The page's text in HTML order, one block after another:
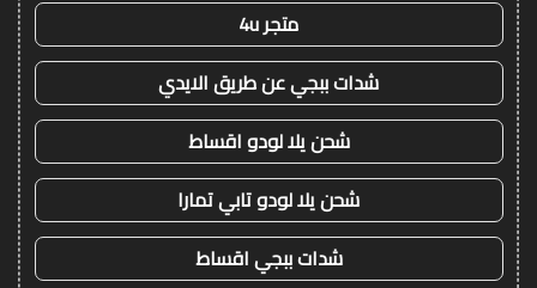
متجر 4u
شدات ببجي عن طريق الايدي
شحن يلا لودو اقساط
شحن يلا لودو تابي تمارا
شدات ببجي اقساط